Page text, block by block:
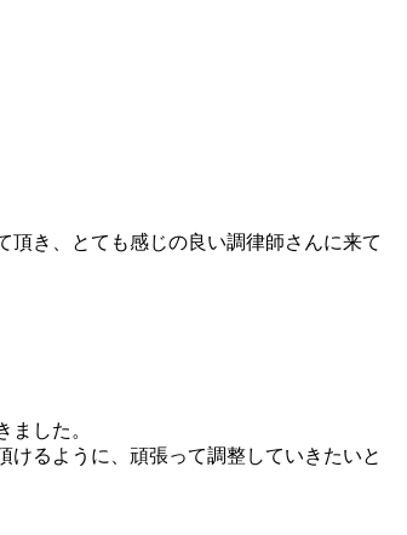
き、とても感じの良い調律師さんに来て
した。
るように、頑張って調整していきたいと